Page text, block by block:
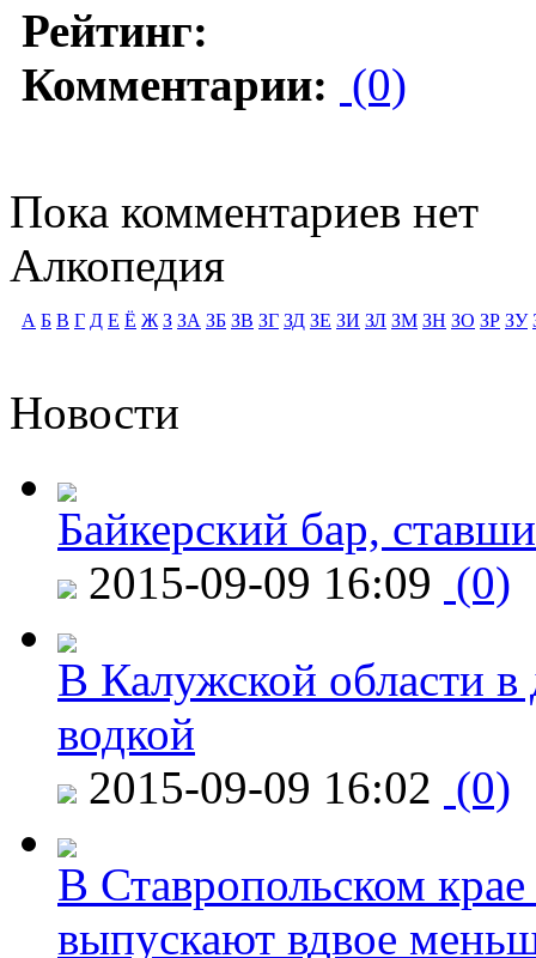
Рейтинг:
Комментарии: (0)
Пока комментариев нет
Алкопедия
А Б В Г Д Е Ё Ж З ЗА ЗБ ЗВ ЗГ ЗД ЗЕ ЗИ ЗЛ ЗМ ЗН ЗО ЗР ЗУ
Новости
Байкерский бар,
2015-09-09 16:09 (0)
В Калужской области в
водкой
2015-09-09 16:02 (0)
В Ставропольском
выпускают вдвое